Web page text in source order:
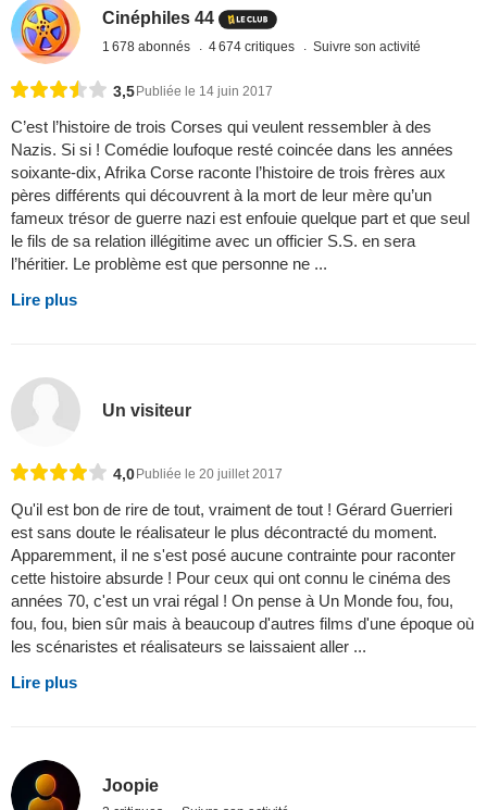
Cinéphiles 44
1 678 abonnés 4 674 critiques Suivre son activité
3,5 Publiée le 14 juin 2017
C’est l’histoire de trois Corses qui veulent ressembler à des
Nazis. Si si ! Comédie loufoque resté coincée dans les années
soixante-dix, Afrika Corse raconte l’histoire de trois frères aux
pères différents qui découvrent à la mort de leur mère qu’un
fameux trésor de guerre nazi est enfouie quelque part et que seul
le fils de sa relation illégitime avec un officier S.S. en sera
l’héritier. Le problème est que personne ne ...
Lire plus
Un visiteur
4,0 Publiée le 20 juillet 2017
Qu'il est bon de rire de tout, vraiment de tout ! Gérard Guerrieri
est sans doute le réalisateur le plus décontracté du moment.
Apparemment, il ne s'est posé aucune contrainte pour raconter
cette histoire absurde ! Pour ceux qui ont connu le cinéma des
années 70, c'est un vrai régal ! On pense à Un Monde fou, fou,
fou, fou, bien sûr mais à beaucoup d'autres films d'une époque où
les scénaristes et réalisateurs se laissaient aller ...
Lire plus
Joopie